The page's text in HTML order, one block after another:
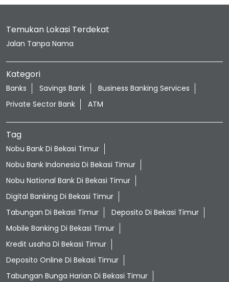
Temukan Lokasi Terdekat
Jalan Tanpa Nama
Kategori
Banks Savings Bank
Business Banking Services
Private Sector Bank
ATM
Tag
Nobu Bank Di Bekasi Timur
Nobu Bank Indonesia Di Bekasi Timur
Nobu National Bank Di Bekasi Timur
Digital Banking Di Bekasi Timur
Tabungan Di Bekasi Timur
Deposito Di Bekasi Timur
Mobile Banking Di Bekasi Timur
Kredit usaha Di Bekasi Timur
Deposito Online Di Bekasi Timur
Tabungan Bunga Harian Di Bekasi Timur